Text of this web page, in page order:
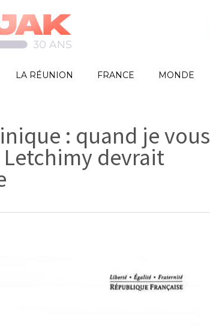
LA RÉUNION FRANCE MONDE
: quand je vous
Letchimy devrait